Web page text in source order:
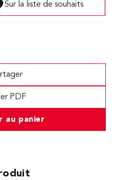
Sur la liste de souhaits
au panier
PDF